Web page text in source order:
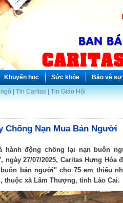
Khuyến học Sức khỏe Bảo vệ
| Tin Caritas | Tin Giáo Hội
Chống Nạn Mua Bán Người
hành động chống lại nạn buôn
ngày 27/07/2025, Caritas Hưng
bán người" cho 75 em thiếu
thuộc xã Lâm Thượng, tỉnh Lào Cai.
Thiết kế web -
: OnIP™
www.onip.vn -